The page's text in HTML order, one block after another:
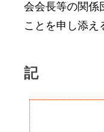
会会長等の関係
ことを申し添え
記